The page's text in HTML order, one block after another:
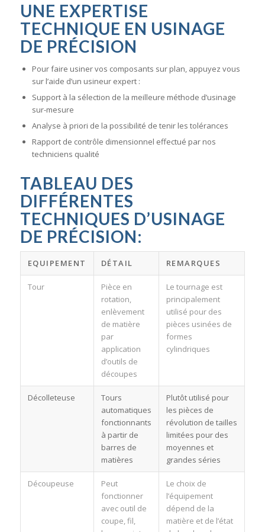
UNE EXPERTISE
TECHNIQUE EN USINAGE
DE PRÉCISION
Pour faire usiner vos composants sur plan, appuyez vous
sur l’aide d’un usineur expert :
Support à la sélection de la meilleure méthode d’usinage
sur-mesure
Analyse à priori de la possibilité de tenir les tolérances
Rapport de contrôle dimensionnel effectué par nos
techniciens qualité
TABLEAU DES
DIFFÉRENTES
TECHNIQUES D’USINAGE
DE PRÉCISION:
EQUIPEMENT DÉTAIL REMARQUES
Tour
Pièce en
rotation,
enlèvement
de matière
par
application
d’outils de
découpes
Le tournage est
principalement
utilisé pour des
pièces usinées de
formes
cylindriques
Décolleteuse
Tours
automatiques
fonctionnants
à partir de
barres de
matières
Plutôt utilisé pour
les pièces de
révolution de tailles
limitées pour des
moyennes et
grandes séries
Découpeuse
Peut
fonctionner
avec outil de
coupe, fil,
Le choix de
l’équipement
dépend de la
matière et de l’état